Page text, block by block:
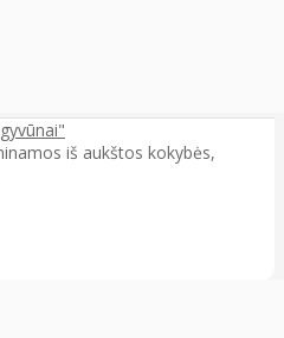
iš aukštos kokybės,